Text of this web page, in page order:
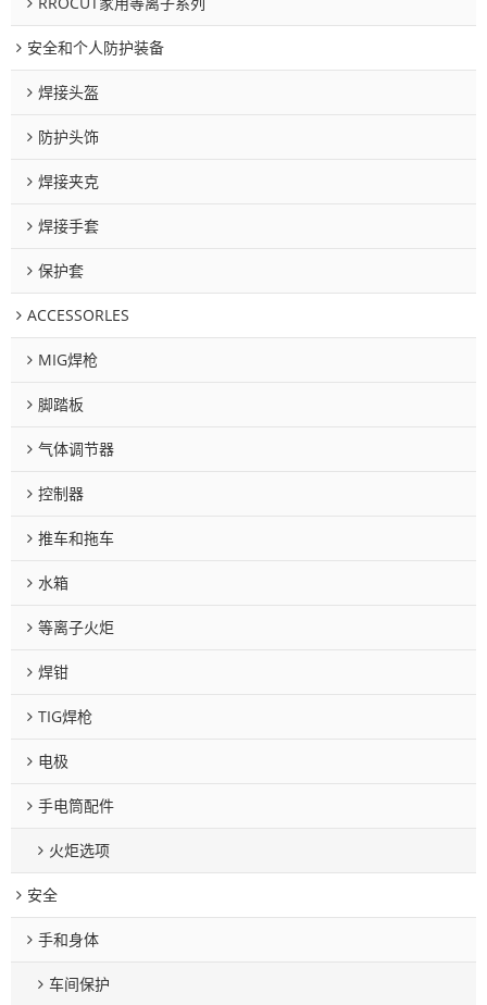
安全和个人防护装备
焊接头盔
防护头饰
焊接夹克
焊接手套
保护套
ACCESSORLES
MIG焊枪
脚踏板
气体调节器
控制器
推车和拖车
水箱
等离子火炬
焊钳
TIG焊枪
电极
手电筒配件
火炬选项
安全
手和身体
车间保护